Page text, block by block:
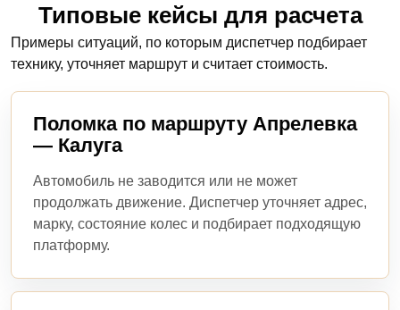
Типовые кейсы для расчета
Примеры ситуаций, по которым диспетчер подбирает
технику, уточняет маршрут и считает стоимость.
Поломка по маршруту Апрелевка
— Калуга
Автомобиль не заводится или не может
продолжать движение. Диспетчер уточняет адрес,
марку, состояние колес и подбирает подходящую
платформу.